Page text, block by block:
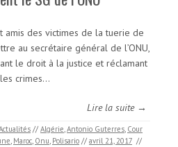
amis des victimes de la tuerie de
au secrétaire général de l’ONU,
le droit à la justice et réclamant
crimes…
Lire la suite →
// Algérie,Antonio Guterres, Cour
, Maroc, Onu, Polisario // avril 21, 2017 //